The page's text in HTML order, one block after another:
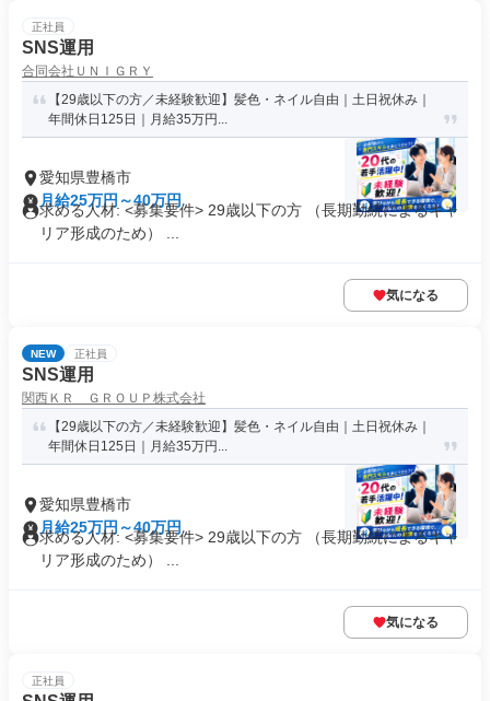
正社員
SNS運用
合同会社ＵＮＩＧＲＹ
【29歳以下の方／未経験歓迎】髪色・ネイル自由｜土日祝休み｜
年間休日125日｜月給35万円...
愛知県豊橋市
月給25万円～40万円
求める人材: <募集要件> 29歳以下の方 （長期勤続によるキャ
リア形成のため） ...
気になる
NEW 正社員
SNS運用
関西ＫＲ ＧＲＯＵＰ株式会社
【29歳以下の方／未経験歓迎】髪色・ネイル自由｜土日祝休み｜
年間休日125日｜月給35万円...
愛知県豊橋市
月給25万円～40万円
求める人材: <募集要件> 29歳以下の方 （長期勤続によるキャ
リア形成のため） ...
気になる
正社員